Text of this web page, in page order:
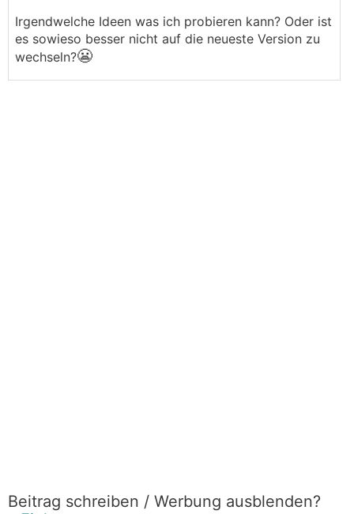
Irgendwelche Ideen was ich probieren kann? Oder ist
es sowieso besser nicht auf die neueste Version zu
wechseln?😬
Beitrag schreiben / Werbung ausblenden?